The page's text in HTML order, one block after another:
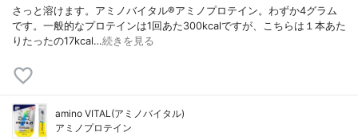
さっと溶けます。アミノバイタル®︎アミノプロテイン。わずか4グラム
です。一般的なプロテインは1回あた300kcalですが、こちらは１本あた
りたったの17kcal…続きを見る
amino VITAL(アミノバイタル)
アミノプロテイン